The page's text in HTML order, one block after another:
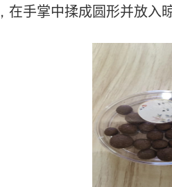
， 在手掌中揉成圆形并放入